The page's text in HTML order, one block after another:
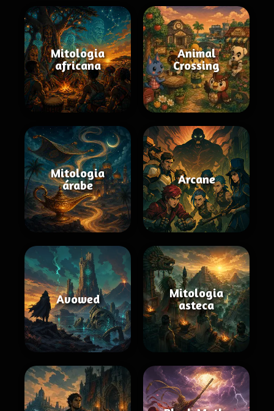
Mitologia
africana
Animal
Crossing
Mitologia
árabe
Arcane
Avowed
Mitologia
asteca